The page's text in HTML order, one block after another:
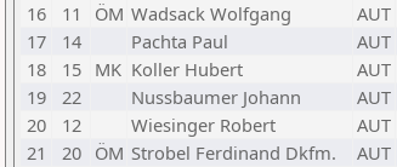
16
11 ÖM Wadsack Wolfgang AUT
17
14 Pachta Paul AUT
18
15 MK Koller Hubert AUT
19
22 Nussbaumer Johann AUT
20
12 Wiesinger Robert AUT
21
20 ÖM Strobel Ferdinand Dkfm. AUT